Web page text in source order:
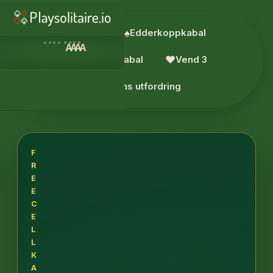
AAAA
♠︎Edderkoppkabal
Pyramide Kabal ♥︎Vend 3
Dagens utfordring
F
R
E
E
C
E
L
L
K
A